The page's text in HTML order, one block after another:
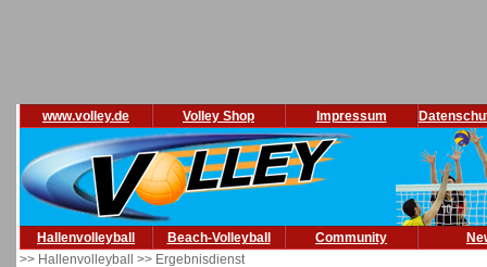
www.volley.de Volley Shop Impressum
Hallenvolleyball Beach-Volleyball Community
>> Hallenvolleyball >> Ergebnisdienst